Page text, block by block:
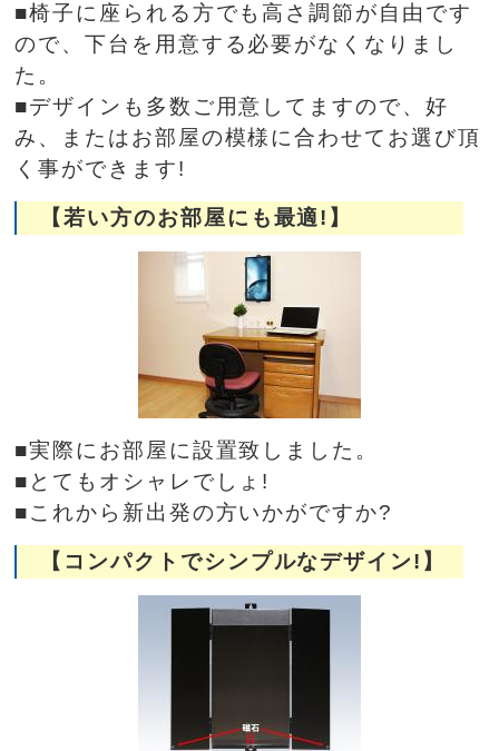
■椅子に座られる方でも高さ調節が自由です
ので、下台を用意する必要がなくなりまし
た。
■デザインも多数ご用意してますので、好
み、またはお部屋の模様に合わせてお選び頂
く事ができます!
【若い方のお部屋にも最適!】
■実際にお部屋に設置致しました。
■とてもオシャレでしょ!
■これから新出発の方いかがですか?
【コンパクトでシンプルなデザイン!】